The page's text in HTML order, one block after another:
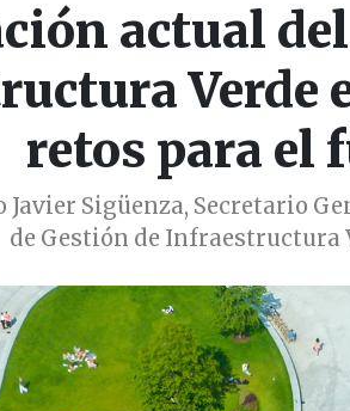
actual
Verde
retos para el
Sigüenza, Secretario
de Gestión de Infraestructura